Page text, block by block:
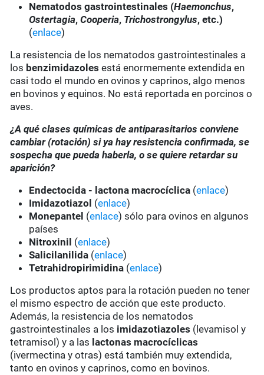
Nematodos gastrointestinales (Haemonchus,
Ostertagia,Cooperia, Trichostrongylus, etc.)
(enlace)
La resistencia de los nematodos gastrointestinales a
los benzimidazoles está enormemente extendida en
casi todo el mundo en ovinos y caprinos, algo menos
en bovinos y equinos. No está reportada en porcinos o
aves.
¿A qué clases químicas de antiparasitarios conviene
cambiar (rotación) si ya hay resistencia confirmada, se
sospecha que pueda haberla, o se quiere retardar su
aparición?
Endectocida - lactona macrocíclica (enlace)
Imidazotiazol (enlace)
Monepantel (enlace) sólo para ovinos en algunos
países
Nitroxinil (enlace)
Salicilanilida (enlace)
Tetrahidropirimidina (enlace)
Los productos aptos para la rotación pueden no tener
el mismo espectro de acción que este producto.
Además, la resistencia de los nematodos
gastrointestinales a los imidazotiazoles (levamisol y
tetramisol) y a las lactonas macrocíclicas
(ivermectina y otras) está también muy extendida,
tanto en ovinos y caprinos, como en bovinos.